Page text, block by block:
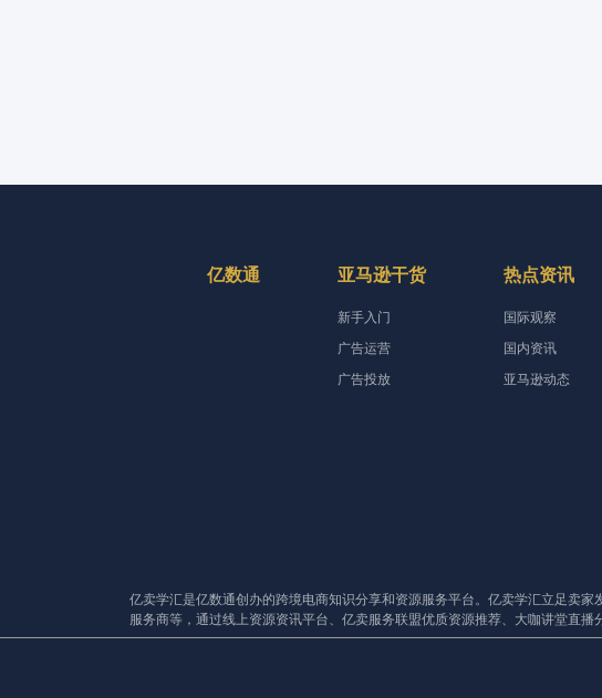
亿数通 亚马逊干货
新手入门
广告运营
广告投放
热点资讯
国际观察
国内资讯
亚马逊动态
亿卖学汇是亿数通创办的跨境电商知识分享和资源服务平台。亿卖学汇立足卖
服务商等，通过线上资源资讯平台、亿卖服务联盟优质资源推荐、大咖讲堂直